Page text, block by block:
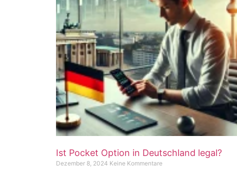
Ist Pocket Option in Deutschland legal?
Dezember 8, 2024 Keine Kommentare